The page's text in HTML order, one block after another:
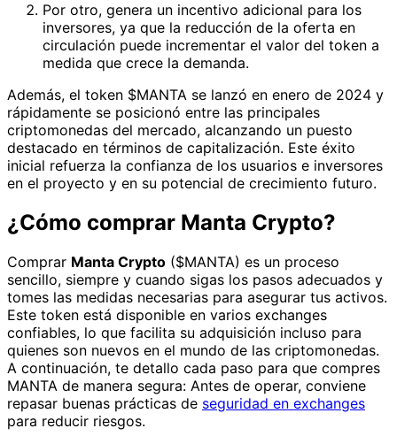
Por otro, genera un incentivo adicional para los
inversores, ya que la reducción de la oferta en
circulación puede incrementar el valor del token a
medida que crece la demanda.
Además, el token $MANTA se lanzó en enero de 2024 y
rápidamente se posicionó entre las principales
criptomonedas del mercado, alcanzando un puesto
destacado en términos de capitalización. Este éxito
inicial refuerza la confianza de los usuarios e inversores
en el proyecto y en su potencial de crecimiento futuro.
¿Cómo comprar Manta Crypto?
Comprar Manta Crypto ($MANTA) es un proceso
sencillo, siempre y cuando sigas los pasos adecuados y
tomes las medidas necesarias para asegurar tus activos.
Este token está disponible en varios exchanges
confiables, lo que facilita su adquisición incluso para
quienes son nuevos en el mundo de las criptomonedas.
A continuación, te detallo cada paso para que compres
MANTA de manera segura: Antes de operar, conviene
repasar buenas prácticas de seguridad en exchanges
para reducir riesgos.